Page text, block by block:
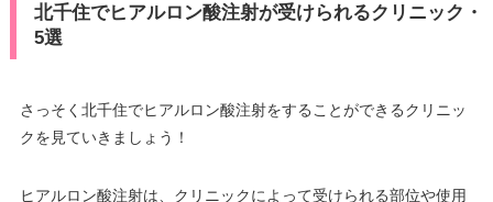
北千住でヒアルロン酸注射が受けられるクリニック・
5選
さっそく北千住でヒアルロン酸注射をすることができるクリニッ
クを見ていきましょう！
ヒアルロン酸注射は、クリニックによって受けられる部位や使用